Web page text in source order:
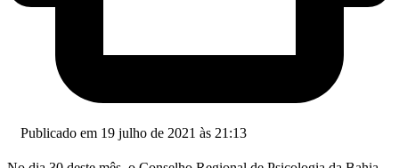
Publicado em 19 julho de 2021 às 21:13